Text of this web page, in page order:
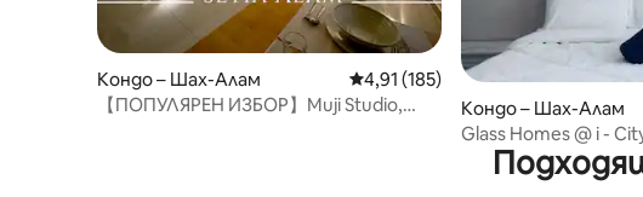
Кондо – Шах-Алам Средна оценка: 4,91 от 5, 185
4,91 (185)
【ПОПУЛЯРЕН ИЗБОР】Muji Studio,
Кондо – Шах-Алам
Glass Homes @ i -
телевизионна